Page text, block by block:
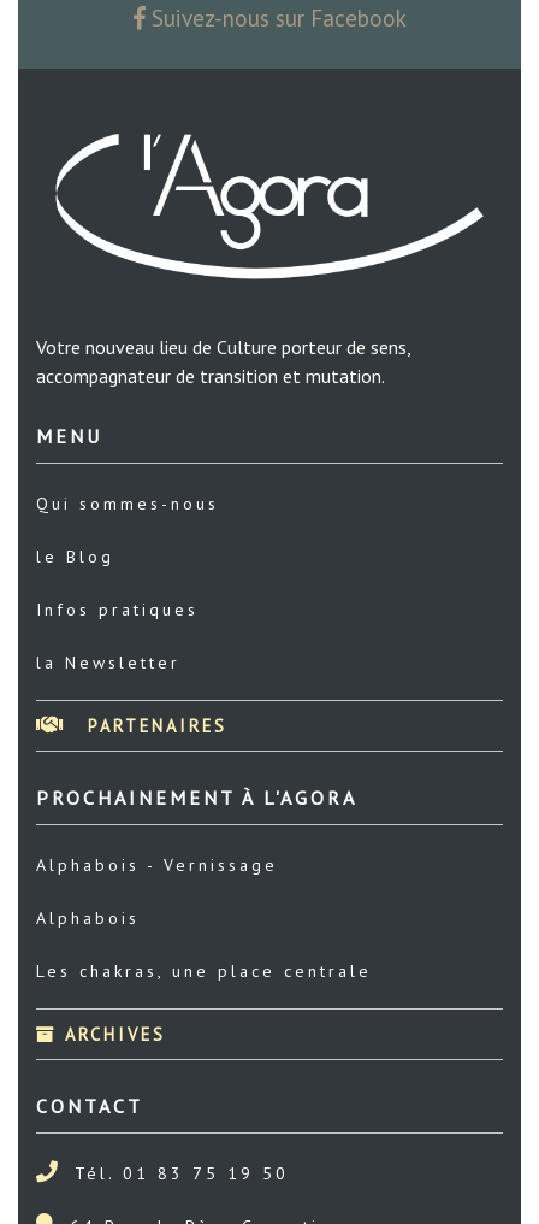
Suivez-nous sur Facebook
Votre nouveau lieu de Culture porteur de sens,
accompagnateur de transition et mutation.
MENU
Qui sommes-nous
le Blog
Infos pratiques
la Newsletter
PARTENAIRES
PROCHAINEMENT À L'AGORA
Alphabois - Vernissage
Alphabois
Les chakras, une place centrale
ARCHIVES
CONTACT
Tél. 01 83 75 19 50